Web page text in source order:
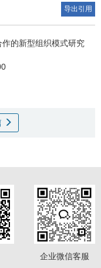
导出引用
的新型组织模式研究
企业微信客服